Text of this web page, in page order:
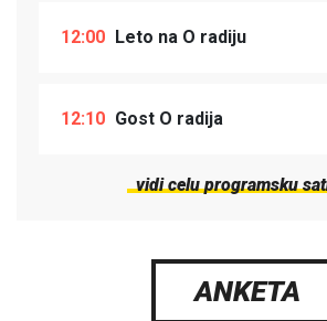
12:00 Leto na O radiju
12:10 Gost O radija
vidi celu programsku
ANKETA